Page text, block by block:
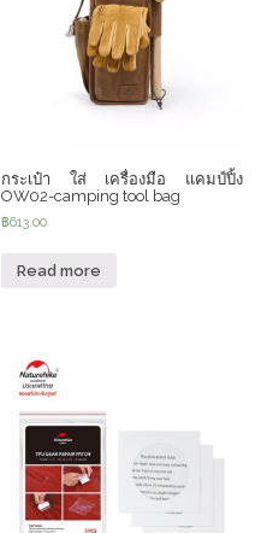
กระเป๋า ใส่ เครื่องมือ แคมป์ปิ้ง
OW02-camping tool bag
฿613.00
Read more